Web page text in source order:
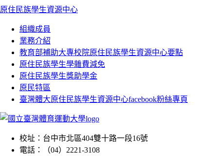
原住民族學生資源中心
組織成員
業務介紹
教育部補助大專校院原住民族學生資源中心要點
原住民族學生學雜費減免
原住民族學生獎助學金
原民特區
臺灣體大原住民族學生資源中心facebook粉絲專頁
校址： 台中市北區404雙十路一段16號
電話：
（04）2221-3108